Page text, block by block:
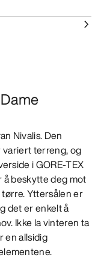
Nivalis. Den
variert terreng, og
i GORE-TEX
å beskytte deg mot
Yttersålen er
det er enkelt å
Ikke la vinteren ta
en allsidig